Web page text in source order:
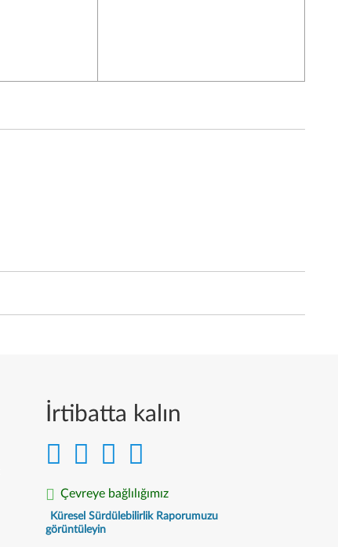
İrtibatta kalın
Çevreye bağlılığımız
Küresel Sürdülebilirlik Raporumuzu
görüntüleyin